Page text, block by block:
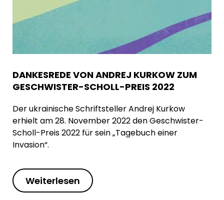
DANKESREDE VON ANDREJ KURKOW ZUM
GESCHWISTER-SCHOLL-PREIS 2022
Der ukrainische Schriftsteller Andrej Kurkow
erhielt am 28. November 2022 den Geschwister-
Scholl-Preis 2022 für sein „Tagebuch einer
Invasion“.
Weiterlesen